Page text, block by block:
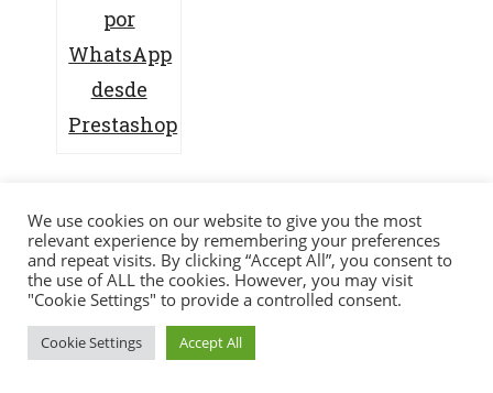
SOBRE MI SERVICIOS PORTFOLIO HERRAMIENTAS BLOG
CONTACTO
por
WhatsApp
desde
Prestashop
Jose Bernalte 29 de diciembre de 2018
Navegación
de
entradas
Apache Spark
Eliminar Powered-By:
Prestashop de las
cabeceras HTTP
We use cookies on our website to give you the most
relevant experience by remembering your preferences
and repeat visits. By clicking “Accept All”, you consent to
the use of ALL the cookies. However, you may visit
"Cookie Settings" to provide a controlled consent.
Cookie Settings Accept All